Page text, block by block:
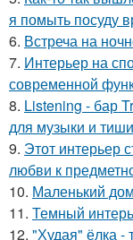
я помыть посуду
6. Встреча на
7. Интерьер на
современной
8. Listening - бар
для музыки и
9. Этот интерьер
любви к
10. Маленький
11. Темный
12. "Худая" ёлка -